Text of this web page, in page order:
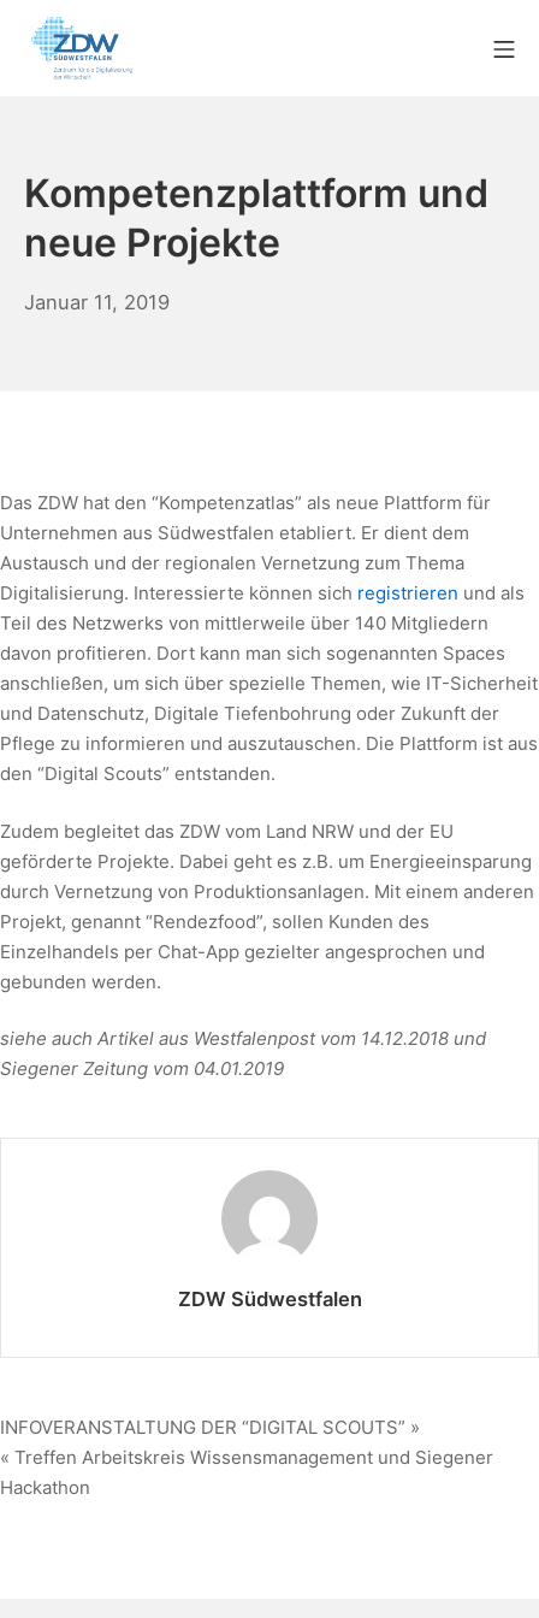
Kompetenzplattform und
neue Projekte
Januar 11, 2019
Das ZDW hat den “Kompetenzatlas” als neue Plattform für
Unternehmen aus Südwestfalen etabliert. Er dient dem
Austausch und der regionalen Vernetzung zum Thema
Digitalisierung. Interessierte können sich registrieren und als
Teil des Netzwerks von mittlerweile über 140 Mitgliedern
davon profitieren. Dort kann man sich sogenannten Spaces
anschließen, um sich über spezielle Themen, wie IT-Sicherheit
und Datenschutz, Digitale Tiefenbohrung oder Zukunft der
Pflege zu informieren und auszutauschen. Die Plattform ist aus
den “Digital Scouts” entstanden.
Zudem begleitet das ZDW vom Land NRW und der EU
geförderte Projekte. Dabei geht es z.B. um Energieeinsparung
durch Vernetzung von Produktionsanlagen. Mit einem anderen
Projekt, genannt “Rendezfood”, sollen Kunden des
Einzelhandels per Chat-App gezielter angesprochen und
gebunden werden.
siehe auch Artikel aus Westfalenpost vom 14.12.2018 und
Siegener Zeitung vom 04.01.2019
ZDW Südwestfalen
INFOVERANSTALTUNG DER “DIGITAL SCOUTS” »
« Treffen Arbeitskreis Wissensmanagement und Siegener
Hackathon